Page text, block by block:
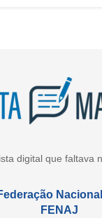
digital que faltava
FENAJ